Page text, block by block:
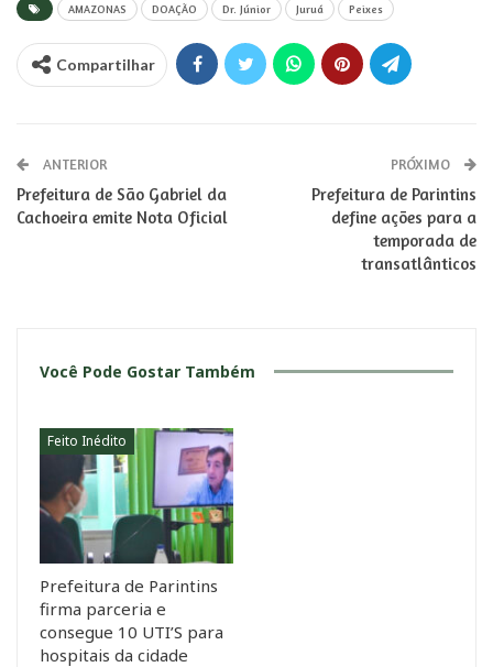
AMAZONAS DOAÇÃO Dr. Júnior Juruá Peixes
Compartilhar
ANTERIOR
Prefeitura de São Gabriel da
Cachoeira emite Nota Oficial
PRÓXIMO
Prefeitura de Parintins
define ações para a
temporada de
transatlânticos
Você Pode Gostar Também
Feito Inédito
Prefeitura de Parintins
firma parceria e
consegue 10 UTI’S para
hospitais da cidade